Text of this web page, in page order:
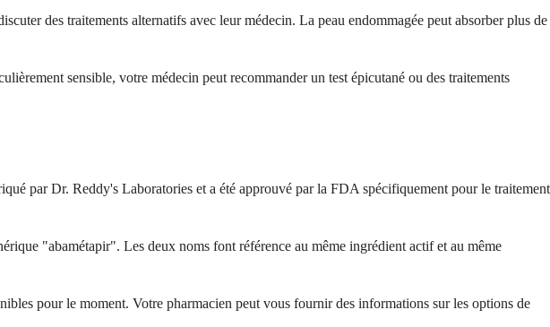
des traitements alternatifs avec leur médecin. La peau endommagée peut absorber plus de
sensible, votre médecin peut recommander un test épicutané ou des traitements
par Dr. Reddy's Laboratories et a été approuvé par la FDA spécifiquement pour le traitement
"abamétapir". Les deux noms font référence au même ingrédient actif et au même
pour le moment. Votre pharmacien peut vous fournir des informations sur les options de